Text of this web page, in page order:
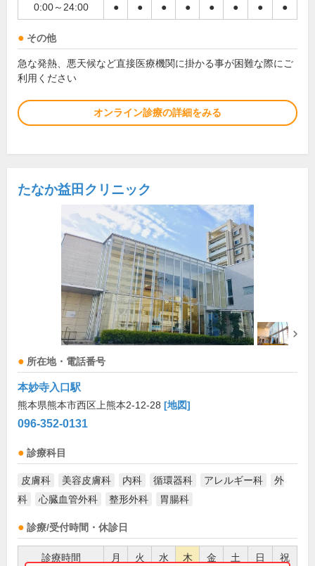
0:00～24:00 ● ● ● ● ● ● ● ●
その他
急な発熱、悪天候など直接医療機関に掛かる事が困難な際にご
利用ください
オンライン診療の詳細をみる
たなか益田クリニック
所在地・電話番号
本妙寺入口駅
熊本県熊本市西区上熊本2-12-28 [地図]
096-352-0131
診療科目
皮膚科 美容皮膚科 内科 循環器科 アレルギー科
外
科
心臓血管外科 整形外科 胃腸科
診療/受付時間・休診日
診療時間 月 火 水 木 金 土 日 祝